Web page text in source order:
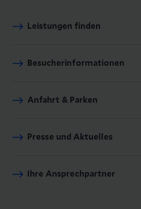
Leistungen finden
Besucherinformationen
Anfahrt & Parken
Presse und Aktuelles
Ihre Ansprechpartner